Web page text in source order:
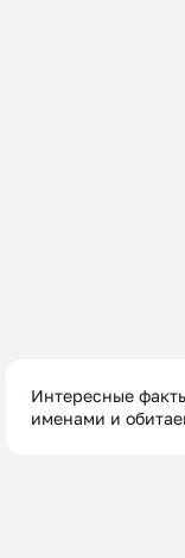
Интересные
именами и